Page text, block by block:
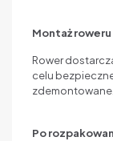
Montaż roweru
Rower
celu
zdemontowane.
Po